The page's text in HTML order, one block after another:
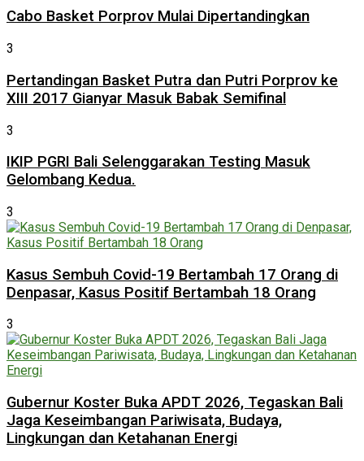
Cabo Basket Porprov Mulai Dipertandingkan
3
Pertandingan Basket Putra dan Putri Porprov ke
XIII 2017 Gianyar Masuk Babak Semifinal
3
IKIP PGRI Bali Selenggarakan Testing Masuk
Gelombang Kedua.
3
Kasus Sembuh Covid-19 Bertambah 17 Orang di
Denpasar, Kasus Positif Bertambah 18 Orang
3
Gubernur Koster Buka APDT 2026, Tegaskan Bali
Jaga Keseimbangan Pariwisata, Budaya,
Lingkungan dan Ketahanan Energi